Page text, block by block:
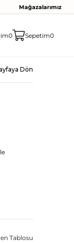
Mağazalarımız
0 Sepetim0
Dön
Tablosu